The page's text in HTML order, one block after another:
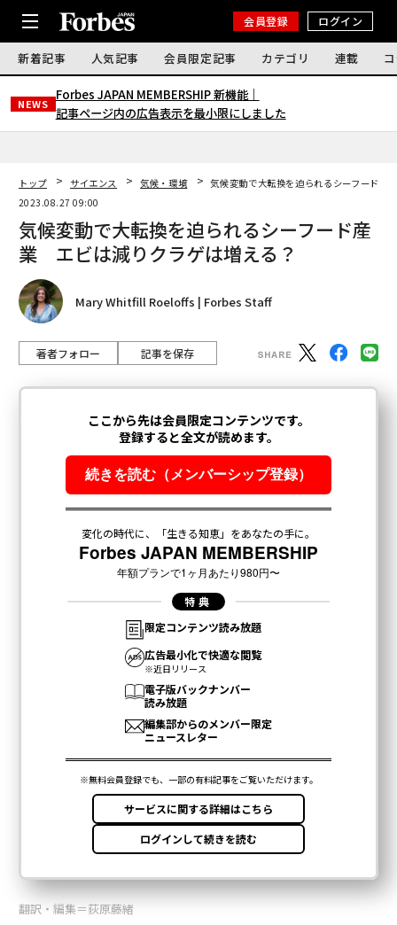
会員登録 ログイン
新着記事 人気記事 会員限定記事 カテゴリ 連載
NEWS
Forbes JAPAN MEMBERSHIP 新機能｜
記事ページ内の広告表示を最小限にしました
トップ サイエンス 気候・環境
気候変動で大転換を迫られるシーフード
2023.08.27 09:00
気候変動で大転換を迫られるシーフード産
業 エビは減りクラゲは増える？
Mary Whitfill Roeloffs | Forbes Staff
著者フォロー 記事を保存
翻訳・編集＝荻原藤緒